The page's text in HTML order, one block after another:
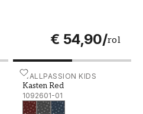
€ 54,90/rol
WALLPASSION KIDS
Kasten Red
1092601-01
Kasten Red - 1092601-01